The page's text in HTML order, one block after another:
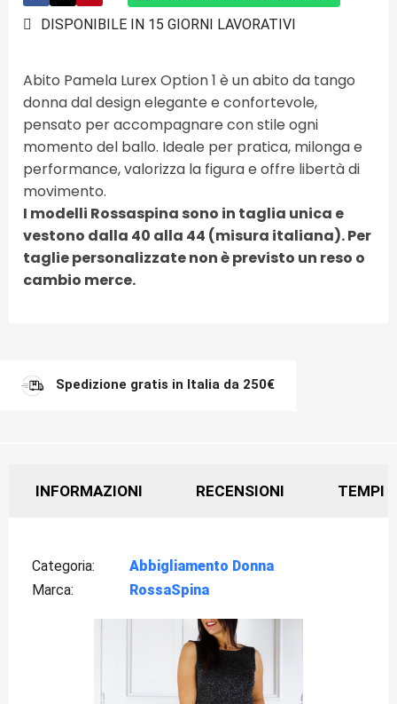
DISPONIBILE IN 15 GIORNI LAVORATIVI
Abito Pamela Lurex Option 1 è un abito da tango
donna dal design elegante e confortevole,
pensato per accompagnare con stile ogni
momento del ballo. Ideale per pratica, milonga e
performance, valorizza la figura e offre libertà di
movimento.
I modelli Rossaspina sono in taglia unica e
vestono dalla 40 alla 44 (misura italiana). Per
taglie personalizzate non è previsto un reso o
cambio merce.
Spedizione gratis in Italia da 250€
INFORMAZIONI RECENSIONI TEMPI
Categoria
Abbigliamento Donna
Marca
RossaSpina